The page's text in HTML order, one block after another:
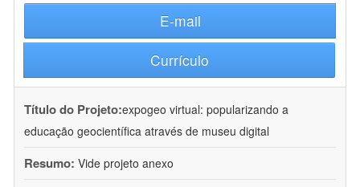
E-mail
Currículo
Título do Projeto:expogeo virtual: popularizando a
educação geocientífica através de museu digital
Resumo: Vide projeto anexo